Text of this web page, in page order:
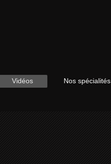
Vidéos Nos spécialités